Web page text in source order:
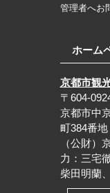
管理者へお
ホーム
京都市観
〒604-
京都市中
町384番
（公財）
力：三宅
柴田明蘭